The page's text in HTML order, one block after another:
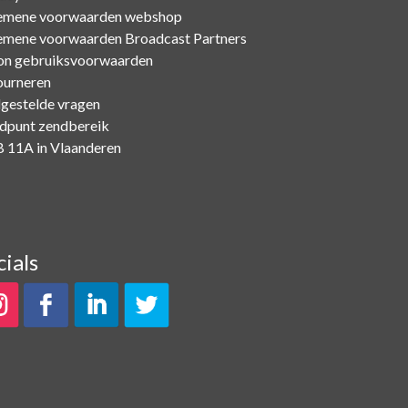
voorwaarden webshop
voorwaarden Broadcast Partners
gebruiksvoorwaarden
vragen
zendbereik
11A in Vlaanderen